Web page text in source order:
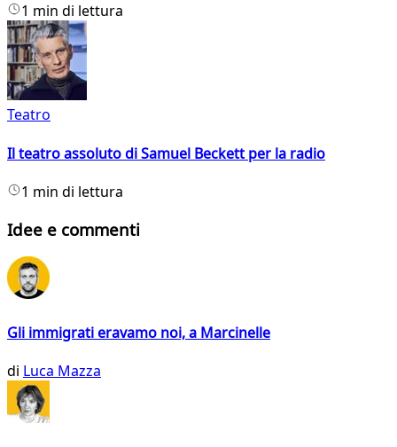
1 min di lettura
Teatro
Il teatro assoluto di Samuel Beckett per la radio
1 min di lettura
Idee e commenti
Gli immigrati eravamo noi, a Marcinelle
di Luca Mazza